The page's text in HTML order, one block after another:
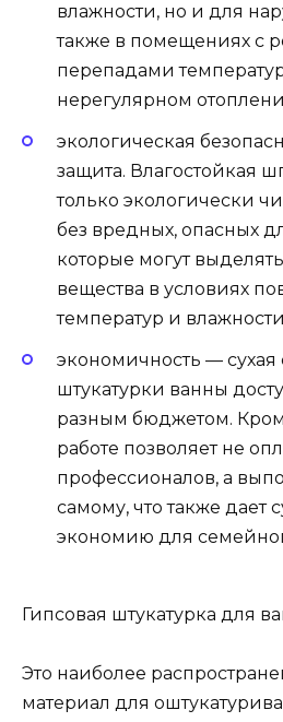
влажности, но и для
также в помещениях с
перепадами
нерегулярном
экологическая
защита. Влагостойкая
только экологически
без вредных, опасных
которые могут
вещества в условиях
температур и
экономичность — сухая
штукатурки ванны
разным бюджетом.
работе позволяет не
профессионалов, а
самому, что также дает
экономию для
Гипсовая штукатурка для
Это наиболее
материал для